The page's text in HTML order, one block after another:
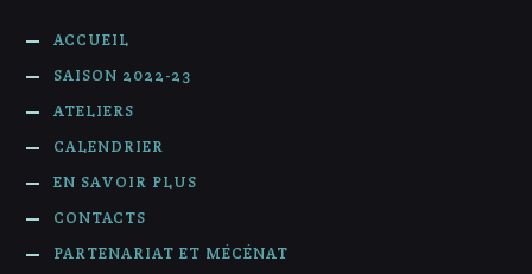
ACCUEIL
SAISON 2022-23
ATELIERS
CALENDRIER
EN SAVOIR PLUS
CONTACTS
PARTENARIAT ET MÉCÉNAT